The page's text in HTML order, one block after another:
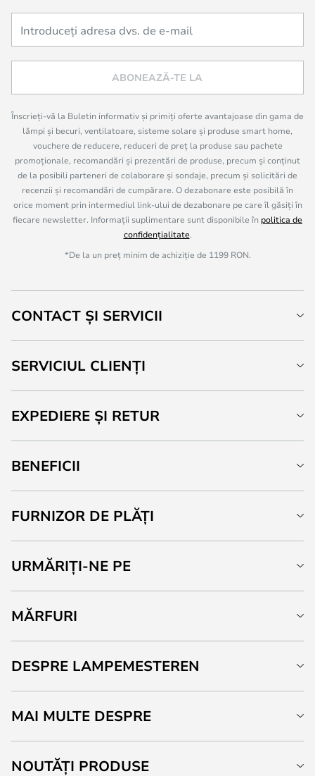
ABONEAZĂ-TE LA
Înscrieți-vă la Buletin informativ și primiți oferte avantajoase din gama de
lămpi și becuri, ventilatoare, sisteme solare și produse smart home,
vouchere de reducere, reduceri de preț la produse sau pachete
promoționale, recomandări și prezentări de produse, precum și conținut
de la posibili parteneri de colaborare și sondaje, precum și solicitări de
recenzii și recomandări de cumpărare. O dezabonare este posibilă în
orice moment prin intermediul link-ului de dezabonare pe care îl găsiți în
fiecare newsletter. Informații suplimentare sunt disponibile în politica de
confidențialitate.
*De la un preț minim de achiziție de 1199 RON.
CONTACT ȘI SERVICII
SERVICIUL CLIENȚI
EXPEDIERE ȘI RETUR
BENEFICII
FURNIZOR DE PLĂȚI
URMĂRIȚI-NE PE
MĂRFURI
DESPRE LAMPEMESTEREN
MAI MULTE DESPRE
NOUTĂȚI PRODUSE